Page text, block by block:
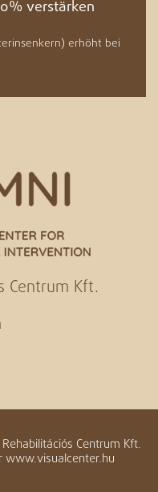
verstärken
erhöht bei
Centrum Kft.
Centrum Kft.
www.visualcenter.hu